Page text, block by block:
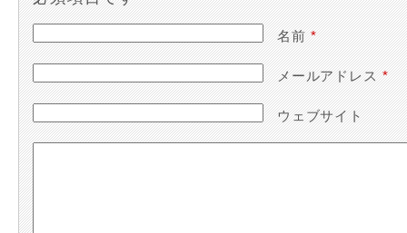
名前*
メールアドレス*
ウェブサイト